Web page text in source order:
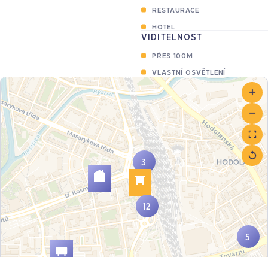
RESTAURACE
HOTEL
VIDITELNOST
PŘES 100M
VLASTNÍ OSVĚTLENÍ
5
3
12